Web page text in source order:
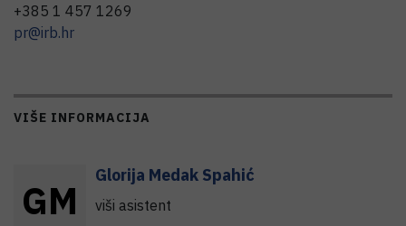
+385 1 457 1269
pr@irb.hr
VIŠE INFORMACIJA
GM
Glorija Medak Spahić
viši asistent